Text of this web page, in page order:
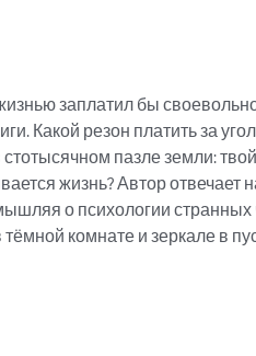
заплатил бы
Какой резон платить за
стотысячном пазле земли:
жизнь? Автор отвечает
о психологии странных
комнате и зеркале в